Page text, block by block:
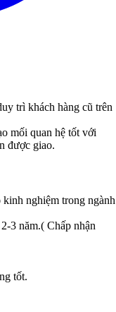
trì khách hàng cũ trên
mối quan hệ tốt với
được giao.
nghiệm trong ngành
3 năm.( Chấp nhận
tốt.